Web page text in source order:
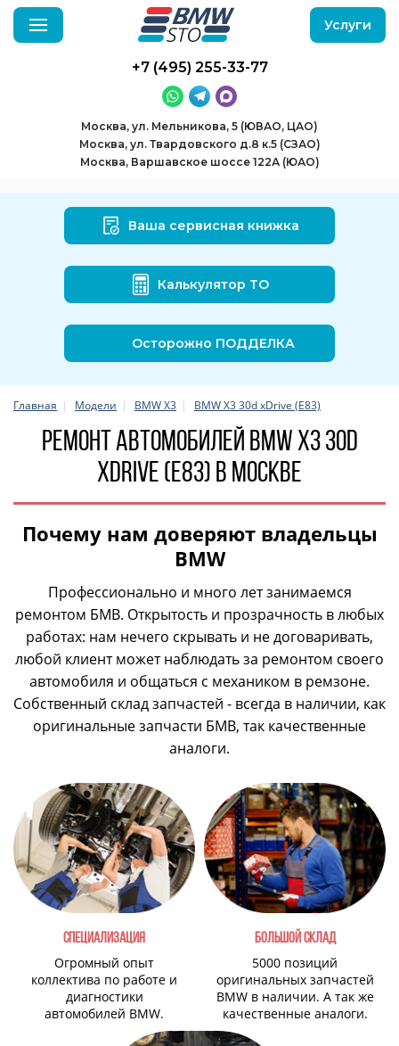
+7 (495) 255-33-77
Москва, ул. Мельникова, 5 (ЮВАО, ЦАО)
Москва, ул. Твардовского д.8 к.5 (СЗАО)
Москва, Варшавское шоссе 122А (ЮАО)
Услуги
Ваша сервисная книжка
Калькулятор ТО
Осторожно ПОДДЕЛКА
Главная Модели BMW X3 BMW X3 30d xDrive (E83)
Ремонт автомобилей BMW X3 30d
xDrive (E83) в Москве
Почему нам доверяют владельцы
BMW
Профессионально и много лет занимаемся
ремонтом БМВ. Открытость и прозрачность в любых
работах: нам нечего скрывать и не договаривать,
любой клиент может наблюдать за ремонтом своего
автомобиля и общаться с механиком в ремзоне.
Собственный склад запчастей - всегда в наличии, как
оригинальные запчасти БМВ, так качественные
аналоги.
СПЕЦИАЛИЗАЦИЯ
Огромный опыт
коллектива по работе и
диагностики
автомобилей BMW.
БОЛЬШОЙ СКЛАД
5000 позиций
оригинальных запчастей
BMW в наличии. А так же
качественные аналоги.